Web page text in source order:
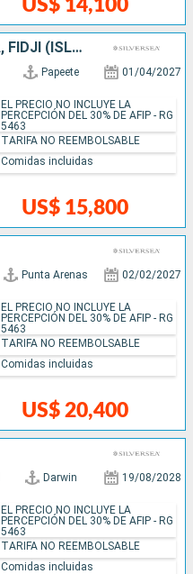
US$ 14,100
FRANCIA, ILES COOK, TONGA, FIDJI (ISLAS)
Papeete 01/04/2027
US$ 15,800
EL PRECIO NO INCLUYE LA
PERCEPCIÓN DEL 30% DE AFIP - RG
5463
TARIFA NO REEMBOLSABLE
Comidas incluidas
Punta Arenas 02/02/2027
US$ 20,400
EL PRECIO NO INCLUYE LA
PERCEPCIÓN DEL 30% DE AFIP - RG
5463
TARIFA NO REEMBOLSABLE
Comidas incluidas
Darwin 19/08/2028
EL PRECIO NO INCLUYE LA
PERCEPCIÓN DEL 30% DE AFIP - RG
5463
TARIFA NO REEMBOLSABLE
Comidas incluidas